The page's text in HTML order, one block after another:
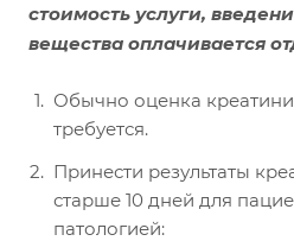
стоимость услуги,
вещества оплачивается
Обычно оценка
требуется.
Принести результаты
старше 10 дней для
патологией: